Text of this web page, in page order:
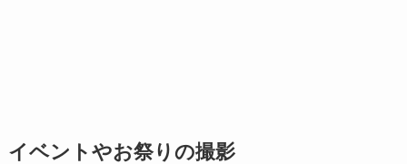
イベントやお祭りの撮影